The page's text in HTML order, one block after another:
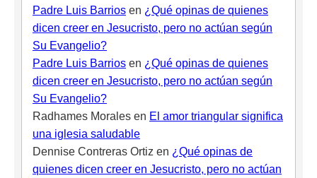
Padre Luis Barrios en ¿Qué opinas de quienes
dicen creer en Jesucristo, pero no actúan según
Su Evangelio?
Padre Luis Barrios en ¿Qué opinas de quienes
dicen creer en Jesucristo, pero no actúan según
Su Evangelio?
Radhames Morales en El amor triangular significa
una iglesia saludable
Dennise Contreras Ortiz en ¿Qué opinas de
quienes dicen creer en Jesucristo, pero no actúan